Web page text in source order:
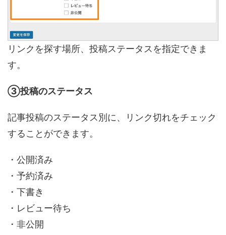
リンクを探す場所、投稿ステータスを指定できま
す。
③投稿のステータス
記事投稿のステータス別に、リンク切れをチェック
することができます。
・公開済み
・予約済み
・下書き
・レビュー待ち
・非公開